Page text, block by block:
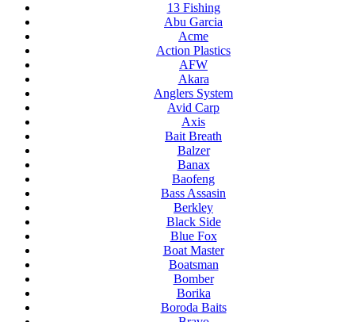
13 Fishing
Abu Garcia
Acme
Action Plastics
AFW
Akara
Anglers System
Avid Carp
Axis
Bait Breath
Balzer
Banax
Baofeng
Bass Assasin
Berkley
Black Side
Blue Fox
Boat Master
Boatsman
Bomber
Borika
Boroda Baits